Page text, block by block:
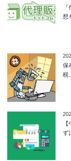
想
保
税
ず